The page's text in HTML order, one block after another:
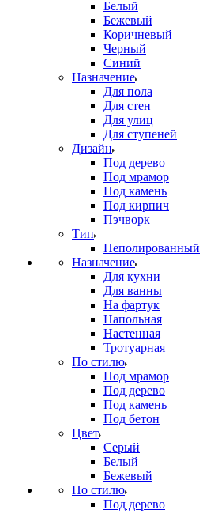
Белый
Бежевый
Коричневый
Черный
Синий
Назначение
Для пола
Для стен
Для улиц
Для ступеней
Дизайн
Под дерево
Под мрамор
Под камень
Под кирпич
Пэчворк
Тип
Неполированный
Назначение
Для кухни
Для ванны
На фартук
Напольная
Настенная
Тротуарная
По стилю
Под мрамор
Под дерево
Под камень
Под бетон
Цвет
Серый
Белый
Бежевый
По стилю
Под дерево